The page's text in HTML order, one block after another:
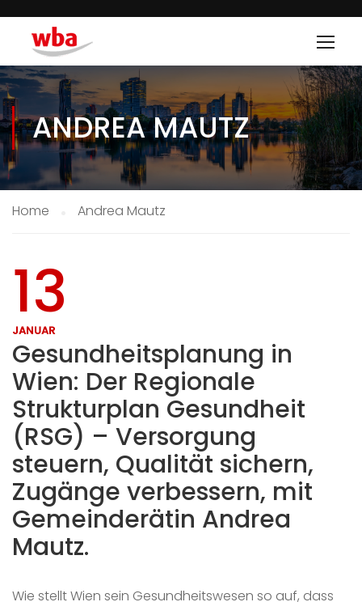
ANDREA MAUTZ
Home Andrea Mautz
13
JANUAR
Gesundheitsplanung in
Wien: Der Regionale
Strukturplan Gesundheit
(RSG) – Versorgung
steuern, Qualität sichern,
Zugänge verbessern, mit
Gemeinderätin Andrea
Mautz.
Wie stellt Wien sein Gesundheitswesen so auf, dass